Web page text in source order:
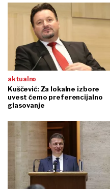
aktualno
Kuščević: Za lokalne izbore
uvest ćemo preferencijalno
glasovanje